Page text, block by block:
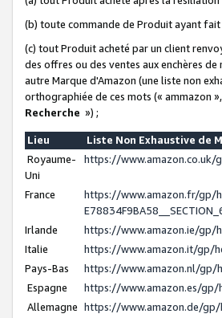
(b) toute commande de Produit ayant
(c) tout Produit acheté par un client
des offres ou des ventes aux enchères
autre Marque d'Amazon (une liste non
orthographiée de ces mots (« ammazon
Recherche ») ;
Lieu
Liste Non Exhaustive de
Royaume-
Uni
https://
France
https://www.amazon.fr/gp/
Irlande
https://www.amazon.ie/gp/
Italie
https://www.amazon.it/gp/
Pays-Bas
https://www.amazon.nl/gp/
Espagne
https://www.amazon.es/
Allemagne https://www.amazon.de/